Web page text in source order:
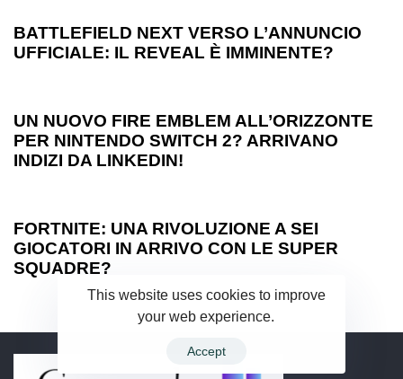
BATTLEFIELD NEXT VERSO L’ANNUNCIO
UFFICIALE: IL REVEAL È IMMINENTE?
UN NUOVO FIRE EMBLEM ALL’ORIZZONTE
PER NINTENDO SWITCH 2? ARRIVANO
INDIZI DA LINKEDIN!
FORTNITE: UNA RIVOLUZIONE A SEI
GIOCATORI IN ARRIVO CON LE SUPER
SQUADRE?
This website uses cookies to improve
your web experience.
Accept